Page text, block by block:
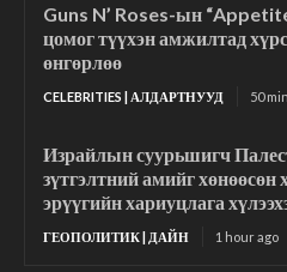
Guns N’ Roses-ын
цомог түүхэн амжилтад
өнгөрлөө
CELEBRITIES | АЛДАРТНУУД 50
Израйлын суурьшигч
зүтгэлтний амийг хөнөөсөн
эрүүгийн хариуцлага
ГЕОПОЛИТИК | ДАЙН 1 hour ago